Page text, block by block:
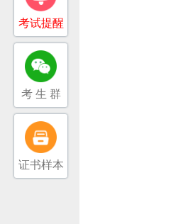
考试提醒
考 生 群
证书样本